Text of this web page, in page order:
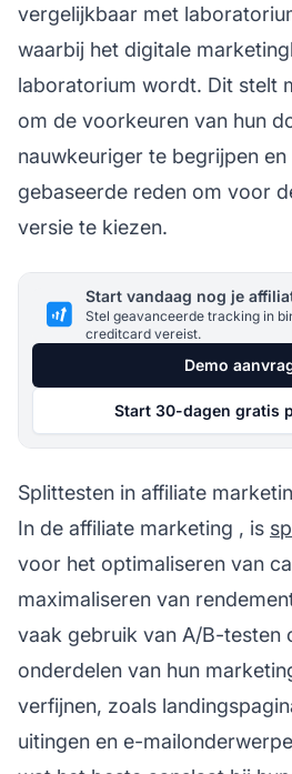
vergelijkbaar met
waarbij het digitale
laboratorium wordt. Dit stelt
om de voorkeuren van hun
nauwkeuriger te begrijpen
gebaseerde reden om voor
versie te kiezen.
Start vandaag nog je
Stel geavanceerde tracking in
creditcard vereist.
Demo
Start 30-dagen gratis
Splittesten in affiliate
In de affiliate marketing , is
voor het optimaliseren van
maximaliseren van
vaak gebruik van A/B-testen
onderdelen van hun
verfijnen, zoals
uitingen en e-